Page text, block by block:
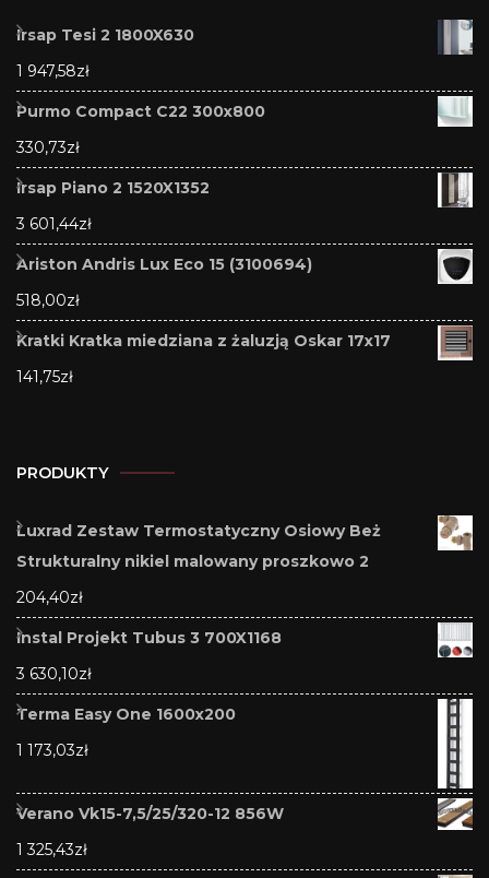
Irsap Tesi 2 1800X630
1 947,58zł
Purmo Compact C22 300x800
330,73zł
Irsap Piano 2 1520X1352
3 601,44zł
Ariston Andris Lux Eco 15 (3100694)
518,00zł
Kratki Kratka miedziana z żaluzją Oskar 17x17
141,75zł
PRODUKTY
Luxrad Zestaw Termostatyczny Osiowy Beż
Strukturalny nikiel malowany proszkowo 2
204,40zł
Instal Projekt Tubus 3 700X1168
3 630,10zł
Terma Easy One 1600x200
1 173,03zł
Verano Vk15-7,5/25/320-12 856W
1 325,43zł